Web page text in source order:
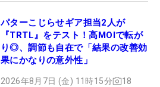
パターこじらせギア担当2人が
『TRTL』をテスト！高MOIで転が
り◎、調節も自在で「結果の改善効
果にかなりの意外性」
2026年8月7日 (金) 11時15分 18